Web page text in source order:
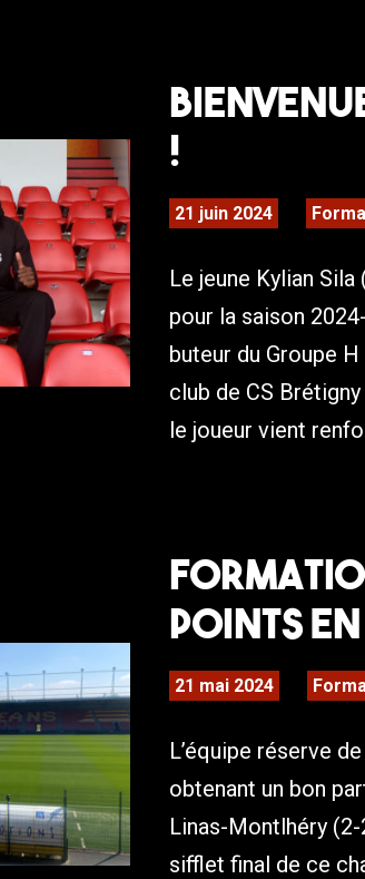
!
21 juin 2024
Le jeune Kylian Sila
pour la saison
buteur du Groupe
club de CS
le joueur vient
points
21 mai 2024
L’équipe réserve
obtenant un bon
Linas-Montlhéry
sifflet final de ce